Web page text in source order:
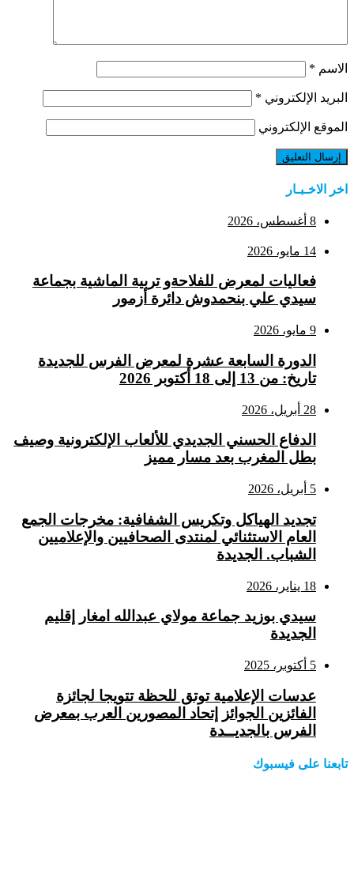
الاسم *
البريد الإلكتروني *
الموقع الإلكتروني
اخر الاخـبـار
8 أغسطس، 2026
14 مايو، 2026
فعاليات لمعرض للفلاحةو تربية الماشية بجماعة
سيدي علي بنحمدوش دائرة أزمور
9 مايو، 2026
الدورة السابعة عشرة لمعرض الفرس للجديدة
تاريخ: من 13 إلى 18 أكتوبر 2026
28 أبريل، 2026
الدفاع الحسني الجديدي للألعاب الإلكترونية وصيف
بطل المغرب بعد مسار مميز
5 أبريل، 2026
تجديد الهياكل وتكريس الشفافية: مخرجات الجمع
العام الاستثنائي لمنتدى الصحافيين والإعلاميين
الشباب. الجديدة
18 يناير، 2026
سيدي بوزيد جماعة مولاي عبدالله امغار إقليم
الجديدة
5 أكتوبر، 2025
عدسات الإعلامية توتق للحظة تتويجا لجائزة
الفائزين الجوائز إتحاد المصورين العرب بمعرض
الفرس بالجديــدة
تابعنا على فيسبوك